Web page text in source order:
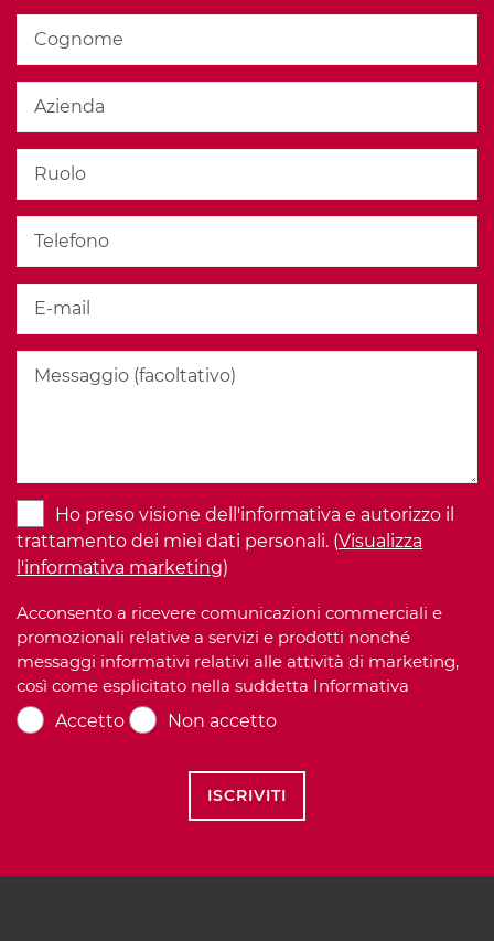
Ho preso visione dell'informativa e autorizzo il
trattamento dei miei dati personali. (Visualizza
l'informativa marketing)
Acconsento a ricevere comunicazioni commerciali e
promozionali relative a servizi e prodotti nonché
messaggi informativi relativi alle attività di marketing,
così come esplicitato nella suddetta Informativa
Accetto
Non accetto
ISCRIVITI